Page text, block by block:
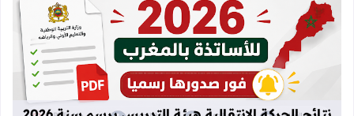
قراءة المزيد عن نتائج الحركة